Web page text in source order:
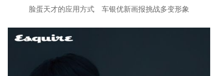
脸蛋天才的应用方式 车银优新画报挑战多变形象